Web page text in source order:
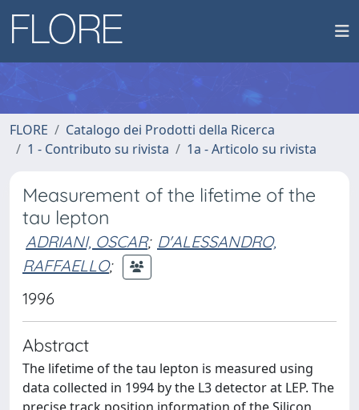
FLORE
Catalogo dei Prodotti della Ricerca
1 - Contributo su rivista
1a - Articolo su rivista
Measurement of the lifetime of the
tau lepton
ADRIANI, OSCAR; D'ALESSANDRO,
RAFFAELLO;
1996
Abstract
The lifetime of the tau lepton is measured using
data collected in 1994 by the L3 detector at LEP. The